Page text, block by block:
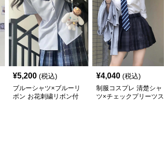
¥5,200 (税込)
ブルーシャツ×ブルーリ
ボン お花刺繍リボン付
¥4,040 (税込)
制服コスプレ 清楚シャ
ツ×チェックプリーツス